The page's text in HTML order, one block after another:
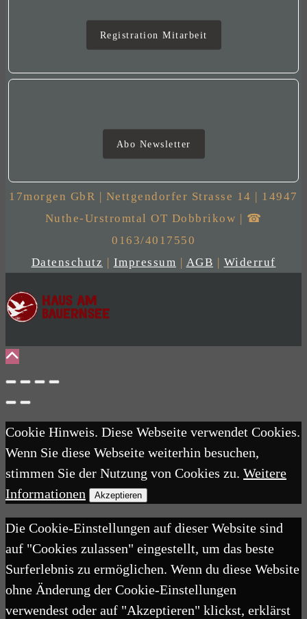
Registration Mitarbeit
Abo Newsletter
17morgen GbR | Nettgendorfer Strasse 14 | 14947
Nuthe-Urstromtal OT Dobbrikow | ☎
0163/4017550
Datenschutz | Impressum | AGB | Widerruf
Cookie Hinweis. Diese Webseite verwendet Cookies.
Wenn Sie diese Webseite weiterhin besuchen,
stimmen Sie der Nutzung von Cookies zu. Weitere
Informationen
Akzeptieren
Die Cookie-Einstellungen auf dieser Website sind
auf "Cookies zulassen" eingestellt, um das beste
Surferlebnis zu ermöglichen. Wenn du diese Website
ohne Änderung der Cookie-Einstellungen
verwendest oder auf "Akzeptieren" klickst, erklärst